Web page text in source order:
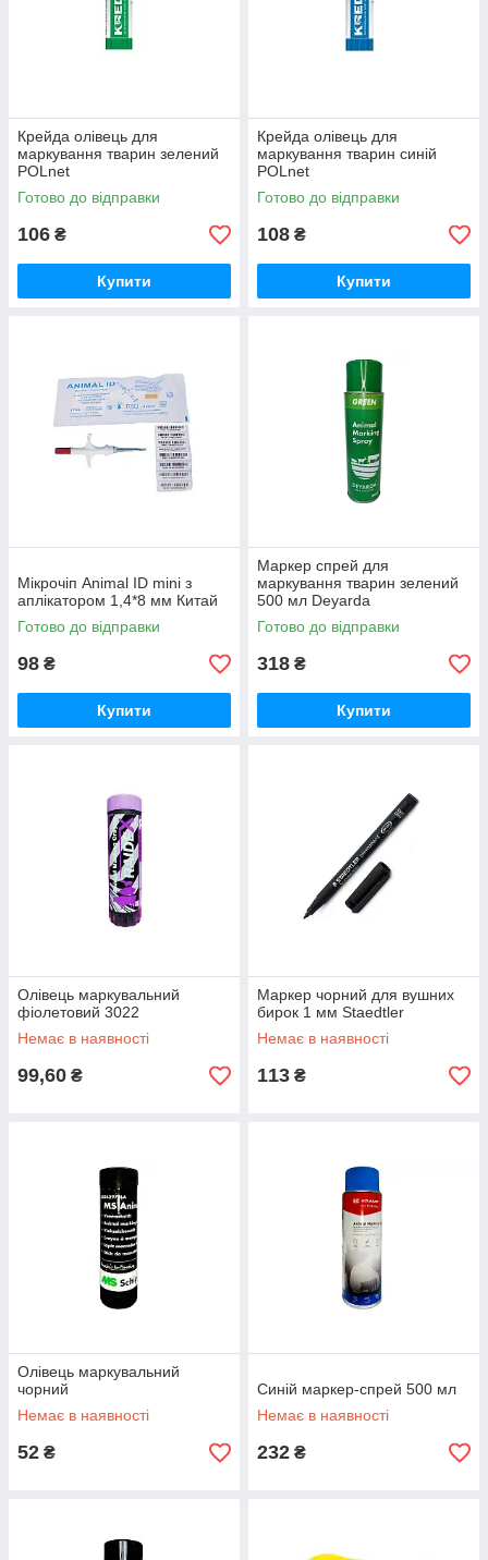
Крейда олівець для
маркування тварин зелений
POLnet
Готово до відправки
106 ₴
Купити
Крейда олівець для
маркування тварин синій
POLnet
Готово до відправки
108 ₴
Купити
Мікрочіп Animal ID mini з
аплікатором 1,4*8 мм Китай
Готово до відправки
98 ₴
Купити
Маркер спрей для
маркування тварин зелений
500 мл Deyarda
Готово до відправки
318 ₴
Купити
Олівець маркувальний
фіолетовий 3022
Немає в наявності
99,60 ₴
Маркер чорний для вушних
бирок 1 мм Staedtler
Немає в наявності
113 ₴
Олівець маркувальний
чорний
Немає в наявності
52 ₴
Синій маркер-спрей 500 мл
Немає в наявності
232 ₴